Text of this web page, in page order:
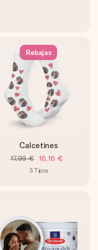
Rebajas
Calcetines
17,99 € 16,16 €
3 Tipos